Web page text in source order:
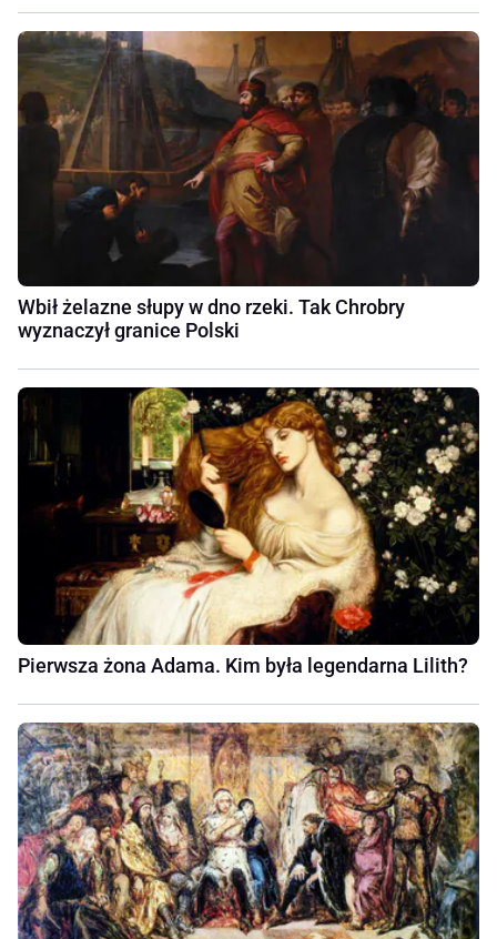
Wbił żelazne słupy w dno rzeki. Tak Chrobry
wyznaczył granice Polski
Pierwsza żona Adama. Kim była legendarna Lilith?